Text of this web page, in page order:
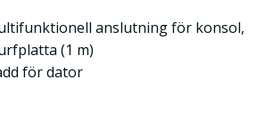
anslutning för konsol,
(1 m)
för dator